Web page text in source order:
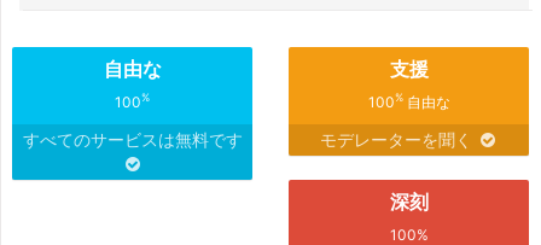
自由な
100%
すべてのサービスは無料です
支援
100%自由な
モデレーターを聞く
深刻
100%